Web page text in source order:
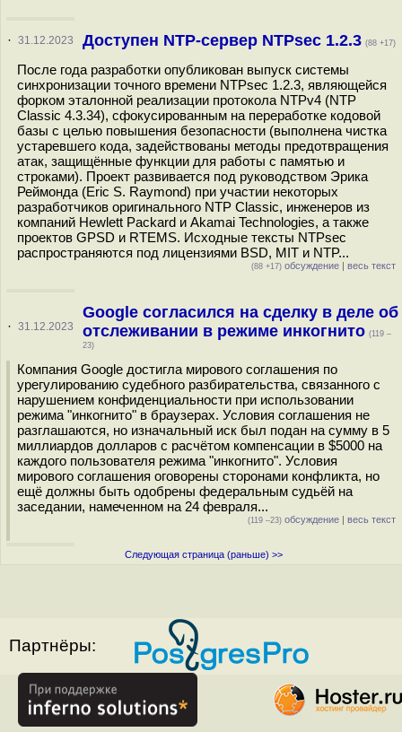
· 31.12.2023 Доступен NTP-сервер NTPsec 1.2.3 (88 +17)
После года разработки опубликован выпуск системы
синхронизации точного времени NTPsec 1.2.3, являющейся
форком эталонной реализации протокола NTPv4 (NTP
Classic 4.3.34), сфокусированным на переработке кодовой
базы с целью повышения безопасности (выполнена чистка
устаревшего кода, задействованы методы предотвращения
атак, защищённые функции для работы с памятью и
строками). Проект развивается под руководством Эрика
Реймонда (Eric S. Raymond) при участии некоторых
разработчиков оригинального NTP Classic, инженеров из
компаний Hewlett Packard и Akamai Technologies, а также
проектов GPSD и RTEMS. Исходные тексты NTPsec
распространяются под лицензиями BSD, MIT и NTP...
(88 +17) обсуждение | весь текст
· 31.12.2023
Google согласился на сделку в деле об
отслеживании в режиме инкогнито (119 –
23)
Компания Google достигла мирового соглашения по
урегулированию судебного разбирательства, связанного с
нарушением конфиденциальности при использовании
режима "инкогнито" в браузерах. Условия соглашения не
разглашаются, но изначальный иск был подан на сумму в 5
миллиардов долларов c расчётом компенсации в $5000 на
каждого пользователя режима "инкогнито". Условия
мирового соглашения оговорены сторонами конфликта, но
ещё должны быть одобрены федеральным судьёй на
заседании, намеченном на 24 февраля...
(119 –23) обсуждение | весь текст
Следующая страница (раньше) >>
Партнёры: